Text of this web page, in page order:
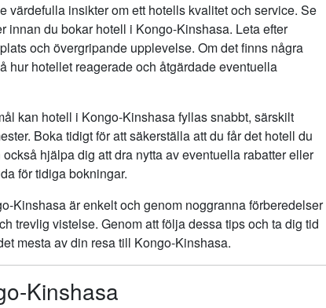
värdefulla insikter om ett hotells kvalitet och service. Se
innan du bokar hotell i Kongo-Kinshasa. Leta efter
och övergripande upplevelse. Om det finns några
hur hotellet reagerade och åtgärdade eventuella
kan hotell i Kongo-Kinshasa fyllas snabbt, särskilt
Boka tidigt för att säkerställa att du får det hotell du
hjälpa dig att dra nytta av eventuella rabatter eller
för tidiga bokningar.
Kinshasa är enkelt och genom noggranna förberedelser
trevlig vistelse. Genom att följa dessa tips och ta dig tid
mesta av din resa till Kongo-Kinshasa.
Kinshasa